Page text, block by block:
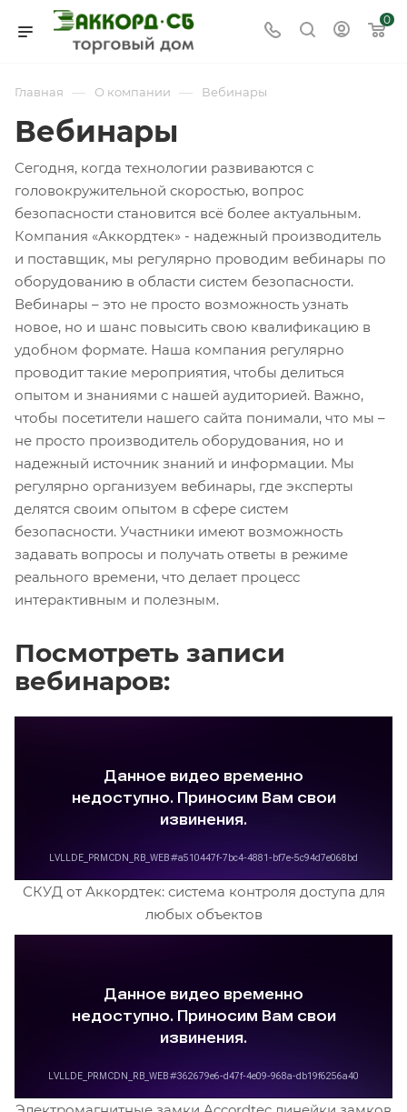
0
Главная — О компании — Вебинары
Вебинары
Сегодня, когда технологии развиваются с
головокружительной скоростью, вопрос
безопасности становится всё более актуальным.
Компания «Аккордтек» - надежный производитель
и поставщик, мы регулярно проводим вебинары по
оборудованию в области систем безопасности.
Вебинары – это не просто возможность узнать
новое, но и шанс повысить свою квалификацию в
удобном формате. Наша компания регулярно
проводит такие мероприятия, чтобы делиться
опытом и знаниями с нашей аудиторией. Важно,
чтобы посетители нашего сайта понимали, что мы –
не просто производитель оборудования, но и
надежный источник знаний и информации. Мы
регулярно организуем вебинары, где эксперты
делятся своим опытом в сфере систем
безопасности. Участники имеют возможность
задавать вопросы и получать ответы в режиме
реального времени, что делает процесс
интерактивным и полезным.
Посмотреть записи
вебинаров:
СКУД от Аккордтек: система контроля доступа для
любых объектов